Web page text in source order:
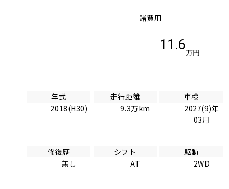
諸費用
11.6
万円
年式
2018(H30)
走行距離
9.3万km
車検
2027(9)年
03月
修復歴
無し
シフト
AT
駆動
2WD